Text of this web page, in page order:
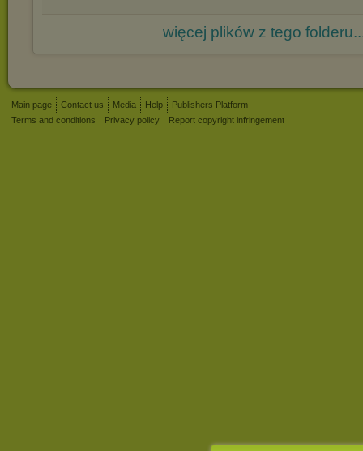
więcej plików z tego
Main page Contact us Media Help
Publishers Platform
Terms and conditions
Privacy policy Report copyright infringement